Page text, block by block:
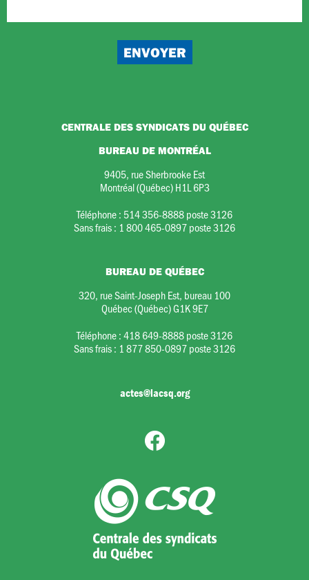
CENTRALE DES SYNDICATS DU QUÉBEC
BUREAU DE MONTRÉAL
9405, rue Sherbrooke Est
Montréal (Québec) H1L 6P3
Téléphone : 514 356-8888 poste 3126
Sans frais : 1 800 465-0897 poste 3126
BUREAU DE QUÉBEC
320, rue Saint-Joseph Est, bureau 100
Québec (Québec) G1K 9E7
Téléphone :418 649-8888 poste 3126
Sans frais : 1 877 850-0897 poste 3126
actes@lacsq.org